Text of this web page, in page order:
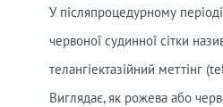
У післяпроцедурному
червоної судинної сітки
телангіектазійний меттінг
Виглядає, як рожева або